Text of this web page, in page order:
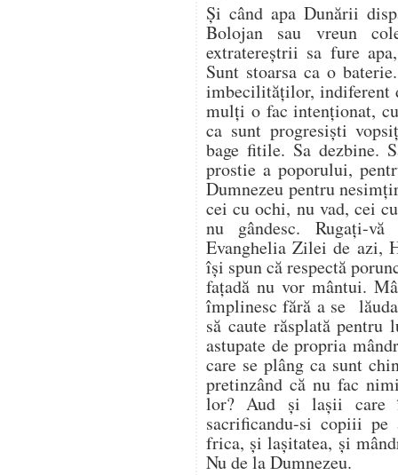
Și când apa Dunării
Bolojan sau vreun
extratereștrii sa fure
Sunt stoarsa ca o
imbecilităților, indiferent
mulți o fac intenționat,
ca sunt progresiști
bage fitile. Sa dezbine.
prostie a poporului,
Dumnezeu pentru
cei cu ochi, nu vad, cei
nu gândesc. Rugați-
Evanghelia Zilei de azi,
își spun că respectă
fațadă nu vor mântui.
împlinesc fără a se
să caute răsplată
astupate de propria
care se plâng ca sunt
pretinzând că nu fac
lor? Aud și lașii care
sacrificandu-si copiii
frica, și lașitatea, și
Nu de la Dumnezeu.